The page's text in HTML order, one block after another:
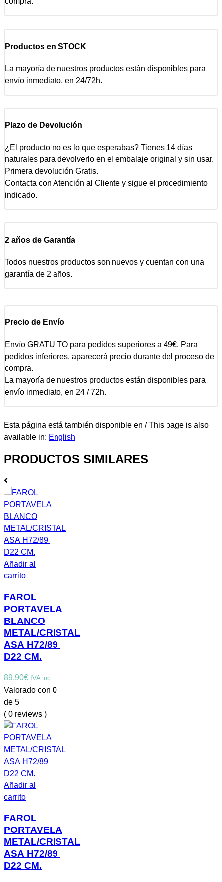
Productos en STOCK
La mayoría de nuestros productos están disponibles para
envío inmediato, en 24/72h.
Plazo de Devolución
¿El producto no es lo que esperabas? Tienes 14 días
naturales para devolverlo en el embalaje original y sin usar.
Primera devolución Gratis.
Contacta con Atención al Cliente y sigue el procedimiento
indicado.
2 años de Garantía
Todos nuestros productos son nuevos y cuentan con una
garantía de 2 años.
Precio de Envío
Envío GRATUITO para pedidos superiores a 49€. Para
pedidos inferiores, aparecerá precio durante del proceso de
compra.
La mayoría de nuestros productos están disponibles para
envío inmediato, en 24 / 72h.
Esta página está también disponible en / This page is also
available in: English
PRODUCTOS SIMILARES
Añadir al
carrito
FAROL
PORTAVELA
BLANCO
METAL/CRISTAL
ASA H72/89
D22 CM.
89,90€ IVA inc
Valorado con 0
de 5
( 0 reviews )
Añadir al
carrito
FAROL
PORTAVELA
METAL/CRISTAL
ASA H72/89
D22 CM.